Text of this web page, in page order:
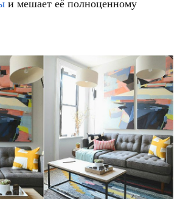
и мешает её полноценному